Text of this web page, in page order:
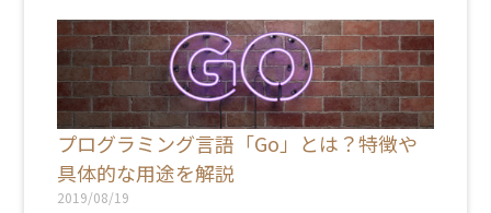
プログラミング言語「Go」とは？特徴や
具体的な用途を解説
2019/08/19